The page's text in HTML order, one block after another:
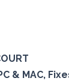
MAC,